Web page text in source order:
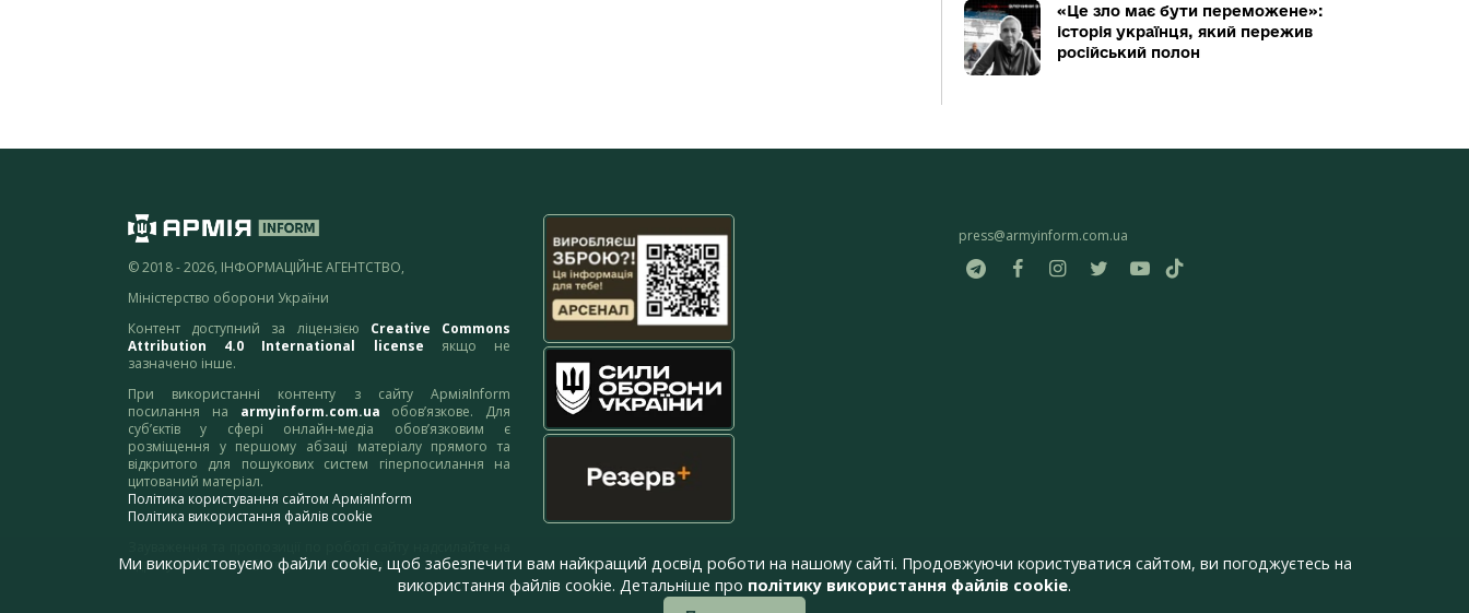
«Це зло має бути переможене»:
історія українця, який пережив
російський полон
© 2018 - 2026, ІНФОРМАЦІЙНЕ АГЕНТСТВО,
Міністерство оборони України
Контент доступний за ліцензією Creative Commons
Attribution 4.0 International license якщо не
зазначено інше.
При використанні контенту з сайту АрміяInform
посилання на armyinform.com.ua обов’язкове. Для
суб’єктів у сфері онлайн-медіа обов’язковим є
розміщення у першому абзаці матеріалу прямого та
відкритого для пошукових систем гіперпосилання на
цитований матеріал.
Політика користування сайтом АрміяInform
Політика використання файлів cookie
адресу:webmaster@armyinform.com.ua
press@armyinform.com.ua
Ми використовуємо файли cookie, щоб забезпечити вам найкращий досвід роботи на нашому сайті. Продовжуючи користуватися сайтом, ви погоджуєтесь на
використання файлів cookie. Детальніше про політику використання файлів cookie.